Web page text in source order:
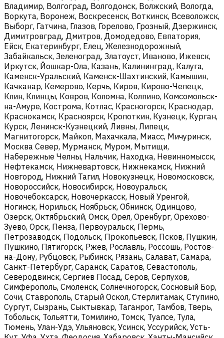
Владимир, Волгоград, Волгодонск, Волжский, Вологда,
Воркута, Воронеж, Воскресенск, Воткинск, Всеволожск,
Выборг, Гатчина, Глазов, Горелово, Грозный, Дзержинск,
Димитровград, Дмитров, Домодедово, Евпатория,
Ейск, Екатеринбург, Елец, Железнодорожный,
Забайкальск, Зеленоград, Златоуст, Иваново, Ижевск,
Иркутск, Йошкар-Ола, Казань, Калининград, Калуга,
Каменск-Уральский, Каменск-Шахтинский, Камышин,
Качканар, Кемерово, Керчь, Киров, Кирово-Чепецк,
Клин, Клинцы, Ковров, Коломна, Колпино, Комсомольск-
на-Амуре, Кострома, Котлас, Красногорск, Краснодар,
Краснокамск, Красноярск, Кропоткин, Кузнецк, Курган,
Курск, Ленинск-Кузнецкий, Ливны, Липецк,
Магнитогорск, Майкоп, Махачкала, Миасс, Мичуринск,
Москва Север, Мурманск, Муром, Мытищи,
Набережные Челны, Нальчик, Находка, Невинномысск,
Нефтекамск, Нижневартовск, Нижнекамск, Нижний
Новгород, Нижний Тагил, Новокузнецк, Новомосковск,
Новороссийск, Новосибирск, Новоуральск,
Новочебоксарск, Новочеркасск, Новый Уренгой,
Ногинск, Норильск, Ноябрьск, Обнинск, Одинцово,
Озерск, Октябрьский, Омск, Орел, Оренбург, Орехово-
Зуево, Орск, Пенза, Первоуральск, Пермь,
Петрозаводск, Подольск, Прокопьевск, Псков, Пушкин,
Пушкино, Пятигорск, Ржев, Рославль, Россошь, Ростов-
на-Дону, Рубцовск, Рыбинск, Рязань, Салават, Самара,
Санкт-Петербург, Саранск, Саратов, Севастополь,
Северодвинск, Сергиев Посад, Серов, Серпухов,
Симферополь, Смоленск, Солнечногорск, Сосновый Бор,
Сочи, Ставрополь, Старый Оскол, Стерлитамак, Ступино,
Сургут, Сызрань, Сыктывкар, Таганрог, Тамбов, Тверь,
Тобольск, Тольятти, Томилино, Томск, Туапсе, Тула,
Тюмень, Улан-Удэ, Ульяновск, Усинск, Уссурийск, Усть-